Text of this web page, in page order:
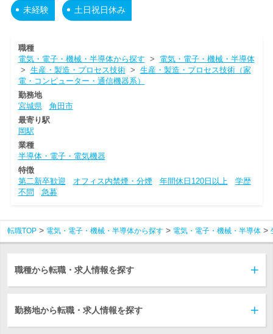
未経験 土日祝日休み
職種
電気・電子・機械・半導体から探す > 電気・電子・機械・半導体
> 生産・製造・プロセス技術> 生産・製造・プロセス技術（家
電・コンピューター・通信機器系）
勤務地
宮城県
角田市
最寄り駅
岡駅
業種
半導体・電子・電気機器
特徴
第二新卒歓迎
オフィス内禁煙・分煙 年間休日120日以上
学歴
不問
急募
転職TOP 電気・電子・機械・半導体から探す 電気・電子・機械・半導体
職種から転職・求人情報を探す
勤務地から転職・求人情報を探す